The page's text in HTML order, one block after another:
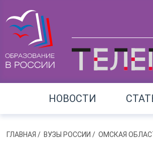
НОВОСТИ
ГЛАВНАЯ / ВУЗЫ РОССИИ / ОМСКАЯ